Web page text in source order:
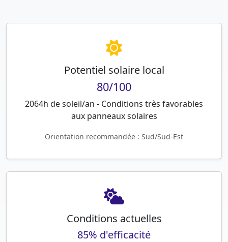
Potentiel solaire local
80/100
2064h de soleil/an - Conditions très favorables
aux panneaux solaires
Orientation recommandée : Sud/Sud-Est
Conditions actuelles
85% d'efficacité